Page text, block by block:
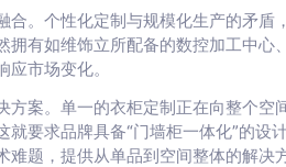
合。个性化定制与规模化生产的矛盾
拥有如维饰立所配备的数控加工中心
市场变化。
方案。单一的衣柜定制正在向整个空
要求品牌具备“门墙柜一体化”的设
题，提供从单品到空间整体的解决方